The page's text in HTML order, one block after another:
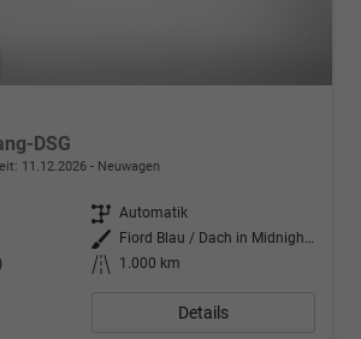
DSG
11.12.2026 Neuwagen
Getriebe Automatik
Außenfarbe
Fiord Blau / Dach in Midnight Schwarz Metallic
Kilometerstand 1.000 km
Details